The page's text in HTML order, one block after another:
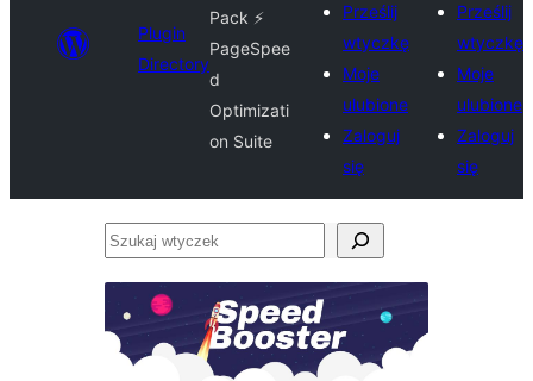
Plugin
Directory
Pack ⚡
PageSpee
d
Optimizati
on Suite
Prześlij
wtyczkę
Moje
ulubione
Zaloguj
się
Prześlij
wtyczkę
Moje
ulubione
Zaloguj
się
Szukaj